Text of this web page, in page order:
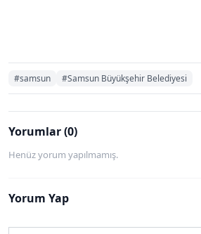
#samsun #Samsun Büyükşehir Belediyesi
Yorumlar (0)
Henüz yorum yapılmamış.
Yorum Yap